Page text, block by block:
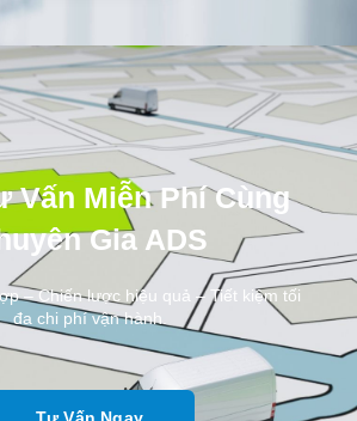
Vấn Miễn Phí Cùng
Gia ADS
– Chiến lược hiệu quả – Tiết kiệm tối
đa chi phí vận hành.